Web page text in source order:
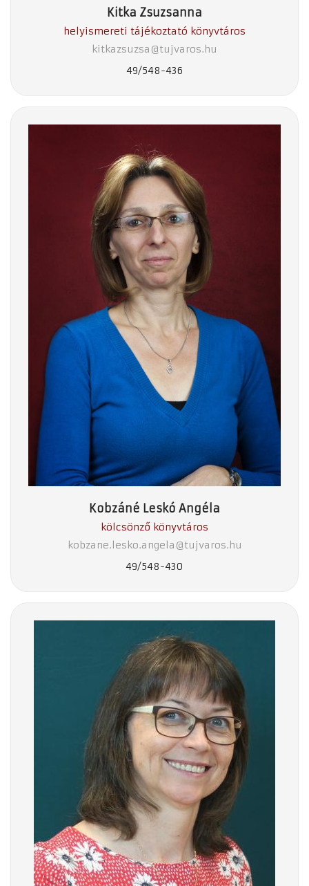
Kitka Zsuzsanna
helyismereti tájékoztató könyvtáros
kitkazsuzsa@tujvaros.hu
49/548-436
Kobzáné Leskó Angéla
kölcsönző könyvtáros
kobzane.lesko.angela@tujvaros.hu
49/548-430